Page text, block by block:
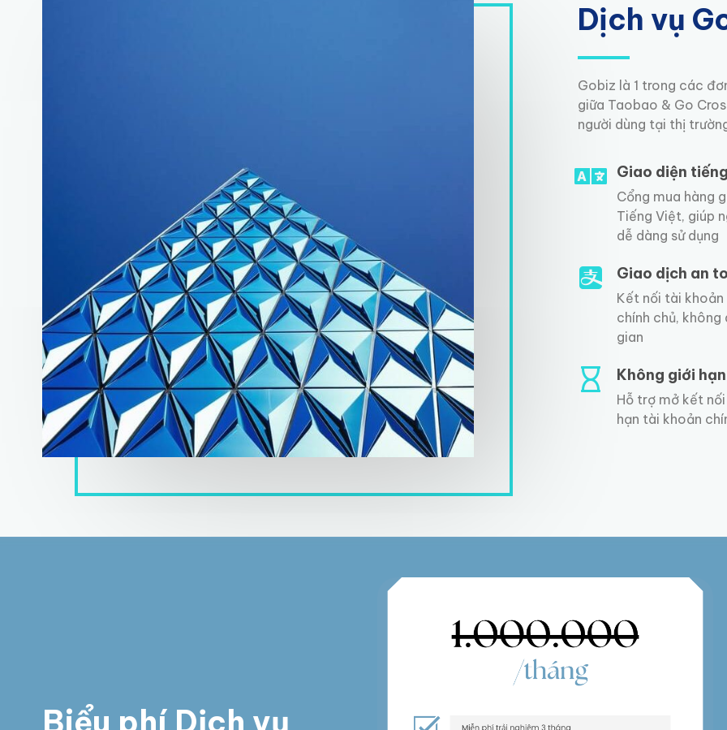
Dịch vụ
Gobiz là 1 trong các
giữa Taobao & Go
người dùng tại thị
Giao diện
Cổng mua hàng
Tiếng Việt, giúp
dễ dàng sử dụng
Giao dịch an
Kết nối tài
chính chủ, không
gian
Không giới hạn
Hỗ trợ mở kết
hạn tài khoản